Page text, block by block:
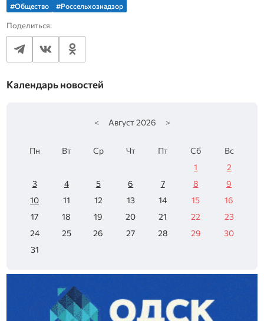
#Общество #Россельхознадзор
Поделиться:
Календарь новостей
< Август 2026 >
Пн Вт Ср Чт Пт Сб
Вс
1
2
3
4 5 6 7 8
9
10
11 12 13 14 15
16
17
18 19 20 21 22
23
24
25 26 27 28 29
30
31